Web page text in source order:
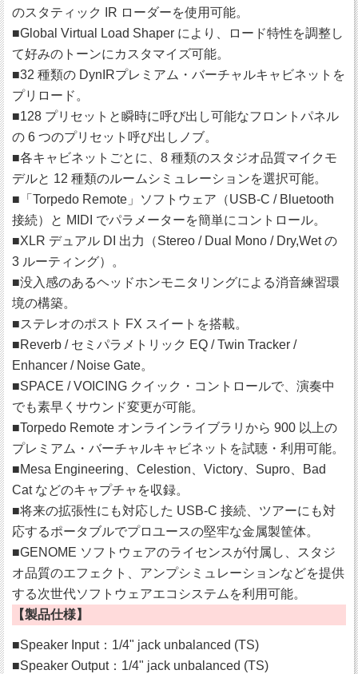
のスタティック IR ローダーを使用可能。
■Global Virtual Load Shaper により、ロード特性を調整し
て好みのトーンにカスタマイズ可能。
■32 種類の DynIRプレミアム・バーチャルキャビネットを
プリロード。
■128 プリセットと瞬時に呼び出し可能なフロントパネル
の 6 つのプリセット呼び出しノブ。
■各キャビネットごとに、8 種類のスタジオ品質マイクモ
デルと 12 種類のルームシミュレーションを選択可能。
■「Torpedo Remote」ソフトウェア（USB-C / Bluetooth
接続）と MIDI でパラメーターを簡単にコントロール。
■XLR デュアル DI 出力（Stereo / Dual Mono / Dry,Wet の
3 ルーティング）。
■没入感のあるヘッドホンモニタリングによる消音練習環
境の構築。
■ステレオのポスト FX スイートを搭載。
■Reverb / セミパラメトリック EQ / Twin Tracker /
Enhancer / Noise Gate。
■SPACE / VOICING クイック・コントロールで、演奏中
でも素早くサウンド変更が可能。
■Torpedo Remote オンラインライブラリから 900 以上の
プレミアム・バーチャルキャビネットを試聴・利用可能。
■Mesa Engineering、Celestion、Victory、Supro、Bad
Cat などのキャプチャを収録。
■将来の拡張性にも対応した USB-C 接続、ツアーにも対
応するポータブルでプロユースの堅牢な金属製筐体。
■GENOME ソフトウェアのライセンスが付属し、スタジ
オ品質のエフェクト、アンプシミュレーションなどを提供
する次世代ソフトウェアエコシステムを利用可能。
【製品仕様】
■Speaker Input：1/4" jack unbalanced (TS)
■Speaker Output：1/4" jack unbalanced (TS)